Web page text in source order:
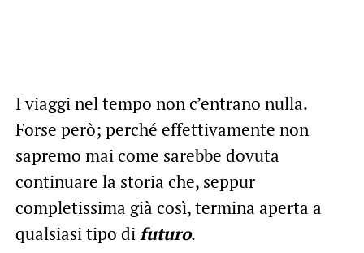
I viaggi nel tempo non c’entrano nulla.
Forse però; perché effettivamente non
sapremo mai come sarebbe dovuta
continuare la storia che, seppur
completissima già così, termina aperta a
qualsiasi tipo difuturo.